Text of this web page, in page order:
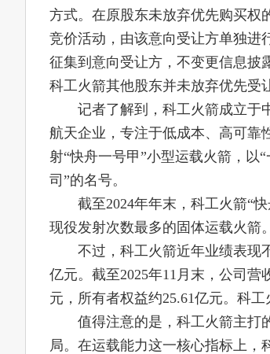
方式。在原股东未放弃优先购买权
竞价活动，由该意向受让方单独进
征集到意向受让方，不变更信息披
科工火箭其他股东并未放弃优先受
记者了解到，科工火箭成立于
航天企业，专注于低成本、高可靠
射“快舟一号甲”小型运载火箭，以
司”的名号。
截至2024年年末，科工火箭“
现役发射次数最多的固体运载火箭。
不过，科工火箭近年业绩表现
亿元。截至2025年11月末，公司营
元，所有者权益约25.61亿元。科
值得注意的是，科工火箭主打
局。在运载能力这一核心指标上，